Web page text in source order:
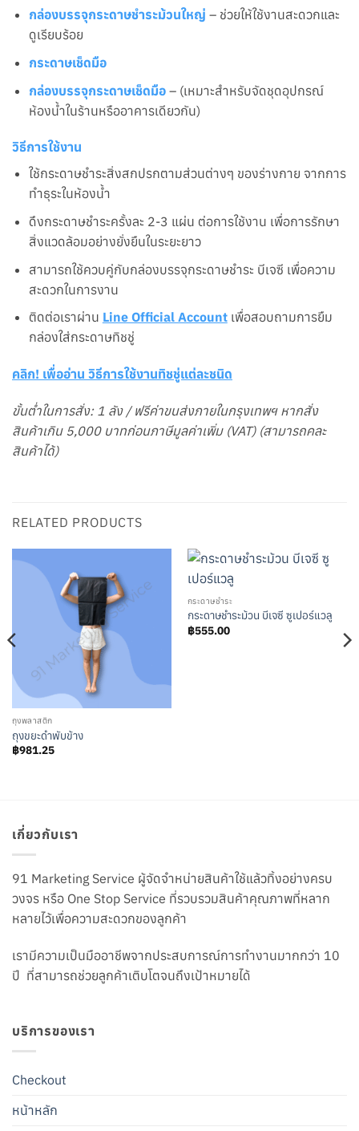
กล่องบรรจุกระดาษชำระม้วนใหญ่ – ช่วยให้ใช้งานสะดวกและ
ดูเรียบร้อย
กระดาษเช็ดมือ
กล่องบรรจุกระดาษเช็ดมือ – (เหมาะสำหรับจัดชุดอุปกรณ์
ห้องน้ำในร้านหรืออาคารเดียวกัน)
วิธีการใช้งาน
ใช้กระดาษชำระสิ่งสกปรกตามส่วนต่างๆ ของร่างกาย จากการ
ทำธุระในห้องน้ำ
ดึงกระดาษชำระครั้งละ 2-3 แผ่น ต่อการใช้งาน เพื่อการรักษา
สิ่งแวดล้อมอย่างยั่งยืนในระยะยาว
สามารถใช้ควบคู่กับกล่องบรรจุกระดาษชำระ บีเจซี เพื่อความ
สะดวกในการงาน
ติดต่อเราผ่าน Line Official Accountเพื่อสอบถามการยืม
กล่องใส่กระดาษทิชชู่
คลิก! เพื่ออ่าน วิธีการใช้งานทิชชู่แต่ละชนิด
ขั้นต่ำในการสั่ง: 1 ลัง / ฟรีค่าขนส่งภายในกรุงเทพฯ หากสั่ง
สินค้าเกิน 5,000 บาทก่อนภาษีมูลค่าเพิ่ม (VAT) (สามารถคละ
สินค้าได้)
RELATED PRODUCTS
ถุงพลาสติก
ถุงขยะดำพับข้าง
฿981.25
กระดาษชำระ
กระดาษชำระม้วน บีเจซี ซูเปอร์แวลู
฿555.00
เกี่ยวกับเรา
91 Marketing Service ผู้จัดจำหน่ายสินค้าใช้แล้วทิ้งอย่างครบ
วงจร หรือ One Stop Service ที่รวบรวมสินค้าคุณภาพที่หลาก
หลายไว้เพื่อความสะดวกของลูกค้า
เรามีความเป็นมืออาชีพจากประสบการณ์การทำงานมากกว่า 10
ปี ที่สามารถช่วยลูกค้าเติบโตจนถึงเป้าหมายได้
บริการของเรา
Checkout
หน้าหลัก